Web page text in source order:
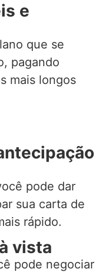
e
que se
pagando
mais longos
pode dar
sua carta de
rápido.
vista
pode negociar